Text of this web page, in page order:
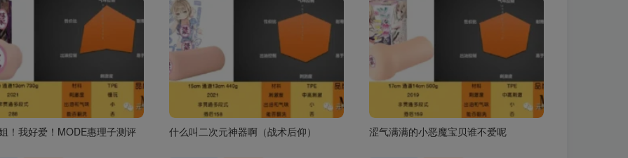
！我好爱！MODE惠理子测评 什么叫二次元神器啊（战术后仰） 涩气满满的小恶魔宝贝谁不爱呢